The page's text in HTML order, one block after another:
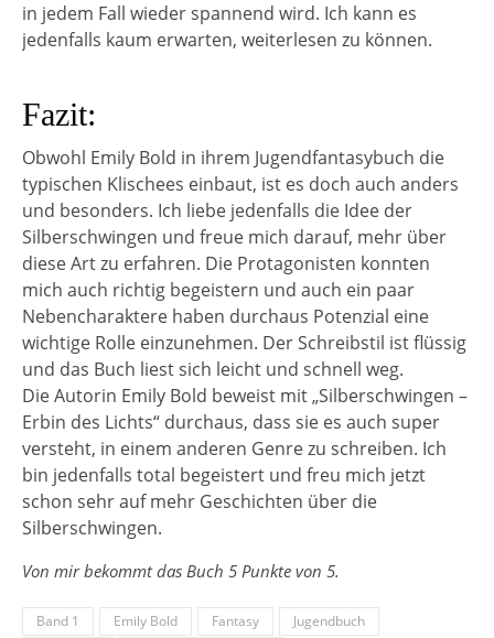
in jedem Fall wieder spannend wird. Ich kann es
jedenfalls kaum erwarten, weiterlesen zu können.
Fazit:
Obwohl Emily Bold in ihrem Jugendfantasybuch die
typischen Klischees einbaut, ist es doch auch anders
und besonders. Ich liebe jedenfalls die Idee der
Silberschwingen und freue mich darauf, mehr über
diese Art zu erfahren. Die Protagonisten konnten
mich auch richtig begeistern und auch ein paar
Nebencharaktere haben durchaus Potenzial eine
wichtige Rolle einzunehmen. Der Schreibstil ist flüssig
und das Buch liest sich leicht und schnell weg.
Die Autorin Emily Bold beweist mit „Silberschwingen –
Erbin des Lichts“ durchaus, dass sie es auch super
versteht, in einem anderen Genre zu schreiben. Ich
bin jedenfalls total begeistert und freu mich jetzt
schon sehr auf mehr Geschichten über die
Silberschwingen.
Von mir bekommt das Buch 5 Punkte von 5.
Band 1 Emily Bold Fantasy
Jugendbuch